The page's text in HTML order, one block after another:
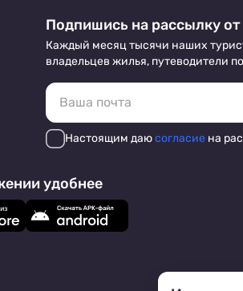
Подпишись на рассылку
Каждый месяц тысячи наших
владельцев жилья, путеводители
Настоящим даюсогласие на
удобнее